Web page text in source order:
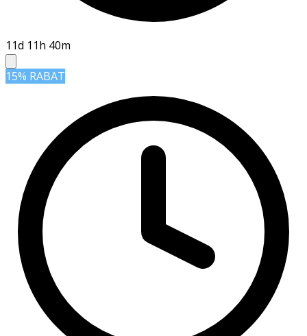
11d 11h 40m
15% RABAT